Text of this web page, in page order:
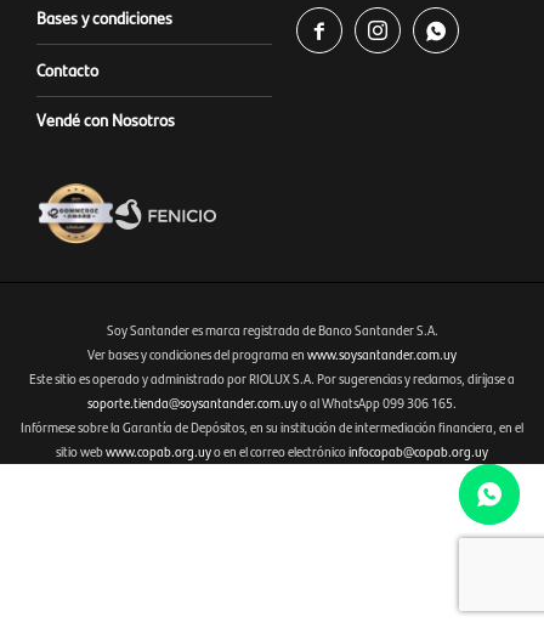
Bases y condiciones
Contacto
Vendé con Nosotros
  
Fenicio eCommerce Uruguay
Soy Santander es marca registrada de Banco Santander S.A.
Ver bases y condiciones del programa en www.soysantander.com.uy
Este sitio es operado y administrado por RIOLUX S.A. Por sugerencias y reclamos, diríjase a
soporte.tienda@soysantander.com.uyo al WhatsApp 099 306 165.
Infórmese sobre la Garantía de Depósitos, en su institución de intermediación financiera, en el
sitio webwww.copab.org.uyo en el correo electrónicoinfocopab@copab.org.uy